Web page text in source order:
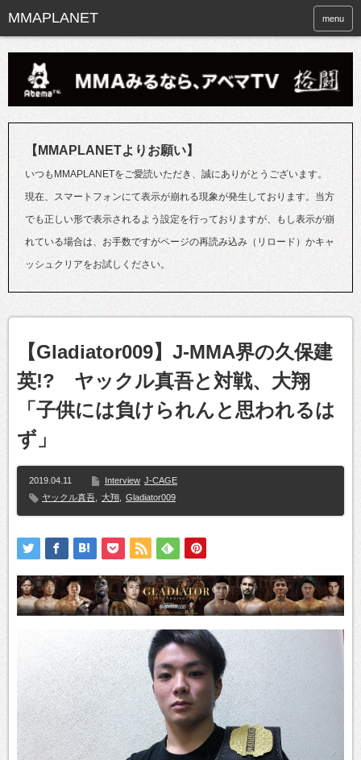
menu
【MMAPLANETよりお願い】
いつもMMAPLANETをご愛読いただき、誠にありがとうございます。
現在、スマートフォンにて表示が崩れる現象が発生しております。当方
でも正しい形で表示されるよう設定を行っておりますが、もし表示が崩
れている場合は、お手数ですがページの再読み込み（リロード）かキャ
ッシュクリアをお試しください。
【Gladiator009】J-MMA界の久保建
英!? ヤックル真吾と対戦、大翔
「子供には負けられんと思われるは
ず」
2019.04.11 Interview J-CAGE
ヤックル真吾
大翔 Gladiator009